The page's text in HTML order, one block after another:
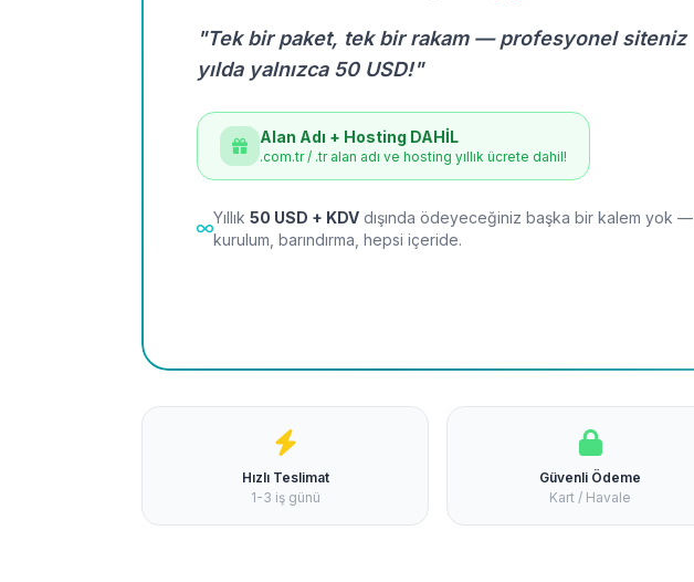
"Tek bir paket, tek bir rakam — profesyonel siteniz
yılda yalnızca 50 USD!"
Alan Adı + Hosting DAHİL
.com.tr / .tr alan adı ve hosting yıllık ücrete dahil!
Yıllık 50 USD + KDV dışında ödeyeceğiniz başka bir kalem yok —
kurulum, barındırma, hepsi içeride.
Hızlı Teslimat
1-3 iş günü
Güvenli Ödeme
Kart / Havale